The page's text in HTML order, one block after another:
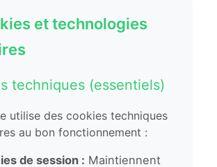
et technologies
techniques (essentiels)
utilise des cookies techniques
au bon fonctionnement :
de session : Maintiennent